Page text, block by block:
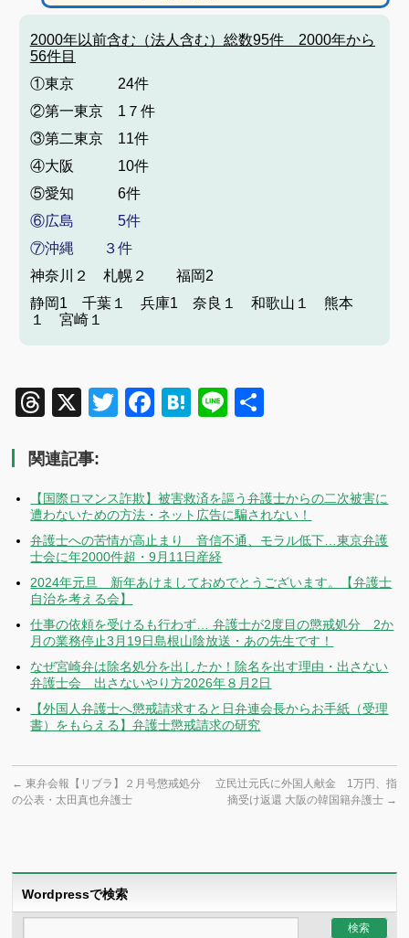
2000年以前含む（法人含む）総数95件 2000年から
56件目
①東京 24件
②第一東京 1７件
③第二東京 11件
④大阪 10件
⑤愛知 6件
⑥広島 5件
⑦沖縄 ３件
神奈川２ 札幌２ 福岡2
静岡1 千葉１ 兵庫1 奈良１ 和歌山１ 熊本
１ 宮崎１
Threads
X TwitterFacebook
Hatena
Line
関連記事:
【国際ロマンス詐欺】被害救済を謳う弁護士からの二次被害に
遭わないための方法・ネット広告に騙されない！
弁護士への苦情が高止まり 音信不通、モラル低下…東京弁護
士会に年2000件超・9月11日産経
2024年元旦 新年あけましておめでとうございます。【弁護士
自治を考える会】
仕事の依頼を受けるも行わず… 弁護士が2度目の懲戒処分 2か
月の業務停止3月19日島根山陰放送・あの先生です！
なぜ宮崎弁は除名処分を出したか！除名を出す理由・出さない
弁護士会 出さないやり方2026年８月2日
【外国人弁護士へ懲戒請求すると日弁連会長からお手紙（受理
書）をもらえる】弁護士懲戒請求の研究
← 東弁会報【リブラ】２月号懲戒処分
の公表・太田真也弁護士
立民辻元氏に外国人献金 1万円、指
摘受け返還 大阪の韓国籍弁護士 →
Wordpressで検索